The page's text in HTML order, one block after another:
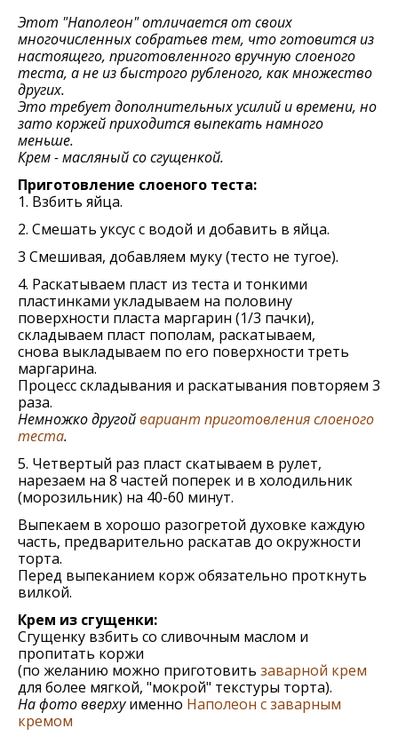
Этот "Наполеон" отличается от своих
многочисленных собратьев тем, что готовится из
настоящего, приготовленного вручную слоеного
теста, а не из быстрого рубленого, как множество
других.
Это требует дополнительных усилий и времени, но
зато коржей приходится выпекать намного
меньше.
Крем - масляный со сгущенкой.
Приготовление слоеного теста:
1. Взбить яйца.
2. Смешать уксус с водой и добавить в яйца.
3 Смешивая, добавляем муку (тесто не тугое).
4. Раскатываем пласт из теста и тонкими
пластинками укладываем на половину
поверхности пласта маргарин (1/3 пачки),
складываем пласт пополам, раскатываем,
снова выкладываем по его поверхности треть
маргарина.
Процесс складывания и раскатывания повторяем 3
раза.
Немножко другойвариант приготовления слоеного
теста.
5. Четвертый раз пласт скатываем в рулет,
нарезаем на 8 частей поперек и в холодильник
(морозильник) на 40-60 минут.
Выпекаем в хорошо разогретой духовке каждую
часть, предварительно раскатав до окружности
торта.
Перед выпеканием корж обязательно проткнуть
вилкой.
Крем из сгущенки:
Сгущенку взбить со сливочным маслом и
пропитать коржи
(по желанию можно приготовить заварной крем
для более мягкой, "мокрой" текстуры торта).
На фото вверхуименно Наполеон с заварным
кремом